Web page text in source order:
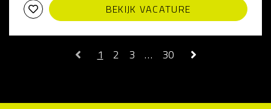
BEKIJK VACATURE
1 2 3 … 30